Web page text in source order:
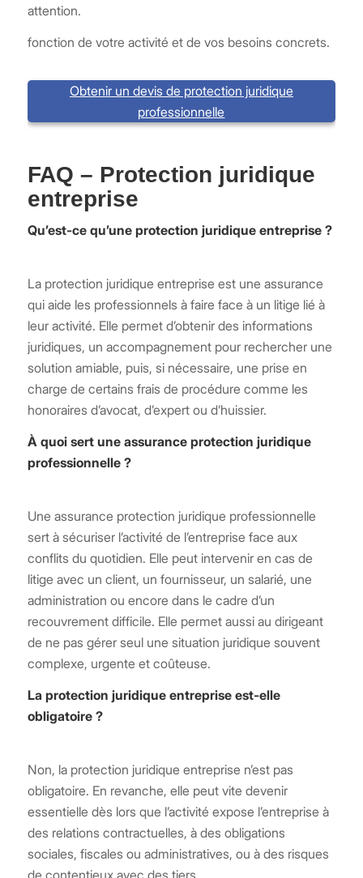
attention.
fonction de votre activité et de vos besoins concrets.
Obtenir un devis de protection juridique
professionnelle
FAQ – Protection juridique
entreprise
Qu’est-ce qu’une protection juridique entreprise ?
La protection juridique entreprise est une assurance
qui aide les professionnels à faire face à un litige lié à
leur activité. Elle permet d’obtenir des informations
juridiques, un accompagnement pour rechercher une
solution amiable, puis, si nécessaire, une prise en
charge de certains frais de procédure comme les
honoraires d’avocat, d’expert ou d’huissier.
À quoi sert une assurance protection juridique
professionnelle ?
Une assurance protection juridique professionnelle
sert à sécuriser l’activité de l’entreprise face aux
conflits du quotidien. Elle peut intervenir en cas de
litige avec un client, un fournisseur, un salarié, une
administration ou encore dans le cadre d’un
recouvrement difficile. Elle permet aussi au dirigeant
de ne pas gérer seul une situation juridique souvent
complexe, urgente et coûteuse.
La protection juridique entreprise est-elle
obligatoire ?
Non, la protection juridique entreprise n’est pas
obligatoire. En revanche, elle peut vite devenir
essentielle dès lors que l’activité expose l’entreprise à
des relations contractuelles, à des obligations
sociales, fiscales ou administratives, ou à des risques
de contentieux avec des tiers.